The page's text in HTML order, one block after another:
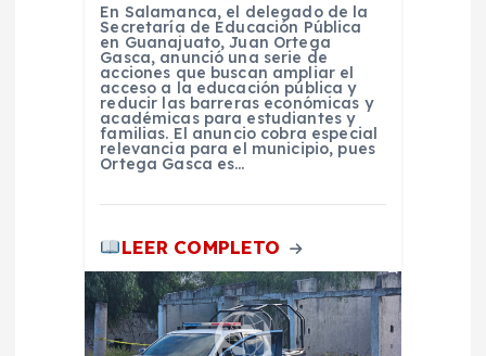
En Salamanca, el delegado de la
Secretaría de Educación Pública
en Guanajuato, Juan Ortega
Gasca, anunció una serie de
acciones que buscan ampliar el
acceso a la educación pública y
reducir las barreras económicas y
académicas para estudiantes y
familias. El anuncio cobra especial
relevancia para el municipio, pues
Ortega Gasca es…
LEER COMPLETO